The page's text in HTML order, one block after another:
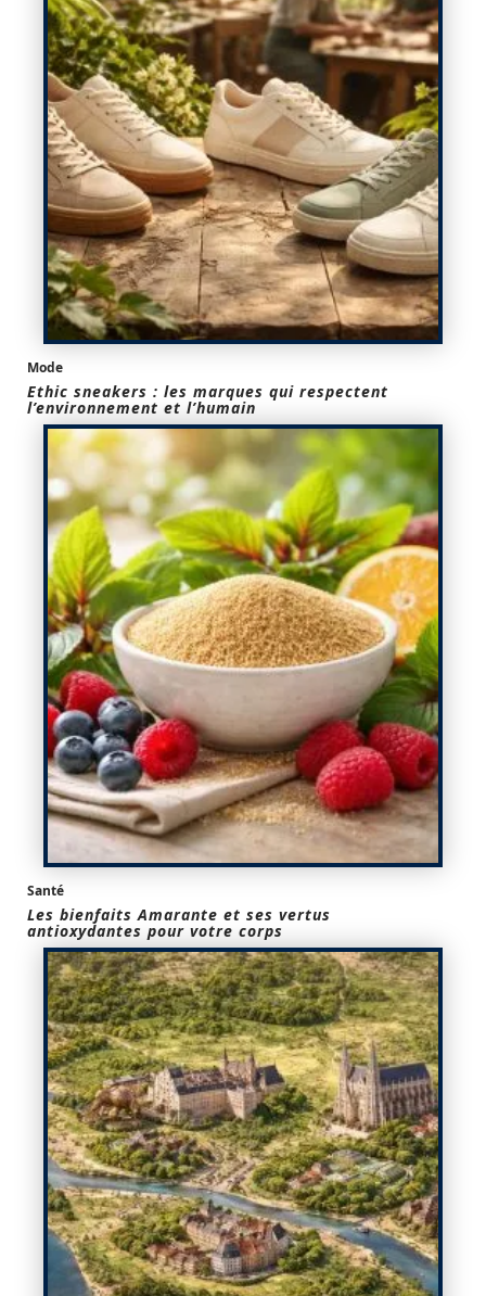
Mode
Ethic sneakers : les marques qui respectent
l’environnement et l’humain
Santé
Les bienfaits Amarante et ses vertus
antioxydantes pour votre corps